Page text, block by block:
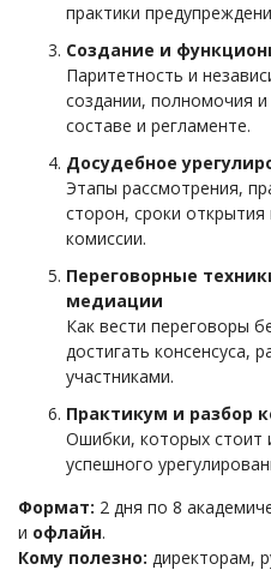
практики
Создание и
Паритетность и
создании, полномочия
составе и регламенте.
Досудебное
Этапы рассмотрения,
сторон, сроки
комиссии.
Переговорные
медиации
Как вести переговоры
достигать консенсуса,
участниками.
Практикум и разбор
Ошибки, которых стоит
успешного
Формат: 2 дня по 8
и офлайн.
Кому полезно: директорам,